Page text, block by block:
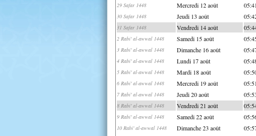
29 Safar 1448 Mercredi 12 août 05:41
30 Safar 1448 Jeudi 13 août
31 Safar 1448 Vendredi 14 août
2 Rabi' al-awwal 1448 Samedi 15 août
3 Rabi' al-awwal 1448 Dimanche 16 août
4 Rabi' al-awwal 1448 Lundi 17 août
5 Rabi' al-awwal 1448 Mardi 18 août
6 Rabi' al-awwal 1448 Mercredi 19 août 05:51
7 Rabi' al-awwal 1448 Jeudi 20 août
8 Rabi' al-awwal 1448 Vendredi 21 août
9 Rabi' al-awwal 1448 Samedi 22 août
10 Rabi' al-awwal 1448 Dimanche 23 août